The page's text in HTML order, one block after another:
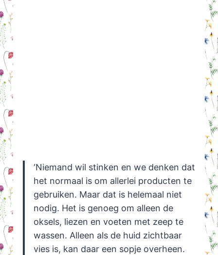
‘Niemand wil stinken en we denken dat
het normaal is om allerlei producten te
gebruiken. Maar dat is helemaal niet
nodig. Het is genoeg om alleen de
oksels, liezen en voeten met zeep te
wassen. Alleen als de huid zichtbaar
vies is, kan daar een sopje overheen.